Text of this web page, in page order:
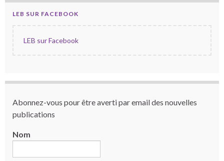
LEB SUR FACEBOOK
LEB sur Facebook
Abonnez-vous pour être averti par email des nouvelles
publications
Nom